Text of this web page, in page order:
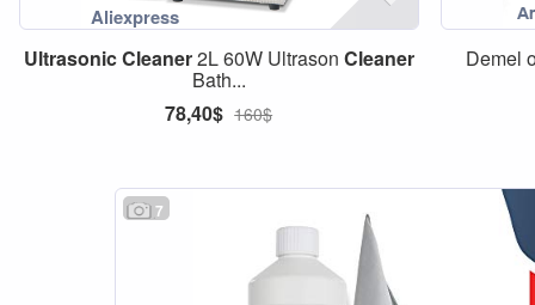
UltrasonicCleaner2L 60W Ultrason Cleaner
Bath...
78,40$ 160$
Demel
7